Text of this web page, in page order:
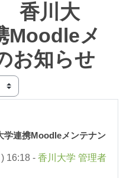
香川大
メ
お知らせ
連携Moodleメンテナン
16:18 - 香川大学 管理者